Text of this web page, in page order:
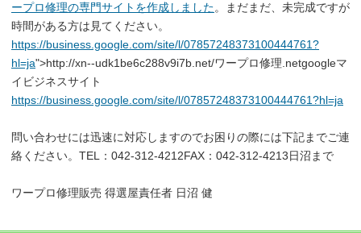
ープロ修理の専門サイトを作成しました。まだまだ、未完成ですが
時間がある方は見てください。
https://business.google.com/site/l/07857248373100444761?
hl=ja">http://xn--udk1be6c288v9i7b.net/ワープロ修理.netgoogleマ
イビジネスサイト
https://business.google.com/site/l/07857248373100444761?hl=ja
問い合わせには迅速に対応しますのでお困りの際には下記までご連
絡ください。TEL：042-312-4212FAX：042-312-4213日沼まで
ワープロ修理販売 得選屋責任者 日沼 健